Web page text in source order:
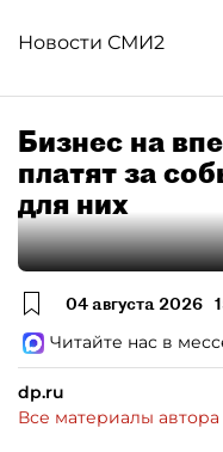
Новости СМИ2
Бизнес на
платят за
для них
04 августа 2026
Читайте нас в
dp.ru
Все материалы автора